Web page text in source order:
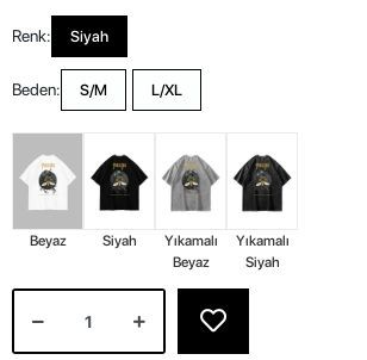
Renk: Siyah
Beden: S/M L/XL
Beyaz Siyah
Yıkamalı
Beyaz
Yıkamalı
Siyah